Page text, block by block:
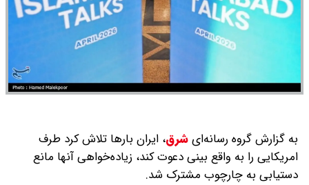
به گزارش گروه رسانه‌ایشرق، ایران بارها تلاش کرد طرف
امریکایی را به واقع بینی دعوت کند، زیاده‌خواهی آنها مانع
دستیابی به چارچوب مشترک شد.